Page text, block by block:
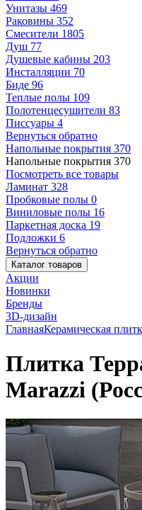
Унитазы 469
Раковины 352
Смесители 1805
Душ 77
Душевые кабины 203
Инсталляции 70
Биде 96
Теплые полы 109
Полотенцесушители 83
Писсуары 4
Вернуться обратно
Напольные покрытия 370
Напольные покрытия 370
Посмотреть все товары
Ламинат 328
Пробковые полы 0
Виниловые полы 16
Паркетная доска 19
Подложки 6
Вернуться обратно
Каталог товаров
Акции
Новинки
Бренды
3D-дизайн
ГлавнаяКерамическая
Плитка
Marazzi